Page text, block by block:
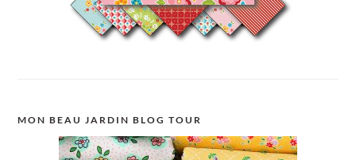
MON BEAU JARDIN BLOG TOUR